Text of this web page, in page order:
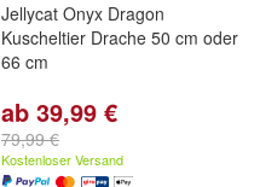
Jellycat Onyx Dragon
Kuscheltier Drache 50 cm oder
66 cm
ab 39,99 €
79,99 €
Kostenloser Versand